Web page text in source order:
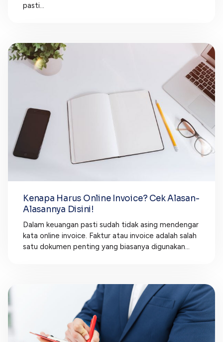
pasti...
Kenapa Harus Online Invoice? Cek Alasan-
Alasannya Disini!
Dalam keuangan pasti sudah tidak asing mendengar
kata online invoice. Faktur atau invoice adalah salah
satu dokumen penting yang biasanya digunakan...